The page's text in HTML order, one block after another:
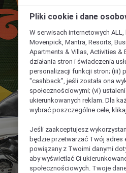
Pliki cookie i dane
W serwisach internetowych
Movenpick, Mantra, Resorts,
Apartments & Villas, Activities &
działania stron i świadczenia
personalizacji funkcji stron; (iii)
"cashback”, jeśli została ona
społecznościowymi; (vi)
ukierunkowanych reklam. Dla
wybrać poszczególne cele,
Jeśli zaakceptujesz
będzie przetwarzać Twój adres
powiązany z Twoimi danymi
aby wyświetlać Ci
społecznościowych. Twoje